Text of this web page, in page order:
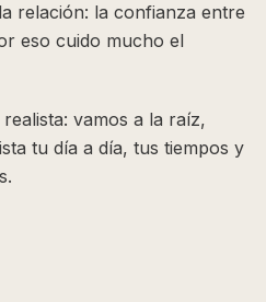
relación: la confianza entre
eso cuido mucho el
vamos a la raíz,
tu día a día, tus tiempos y